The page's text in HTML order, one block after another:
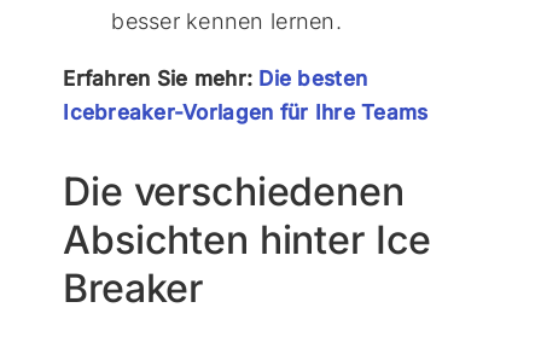
besser kennen lernen.
Erfahren Sie mehr: Die besten
Icebreaker-Vorlagen für Ihre Teams
Die verschiedenen
Absichten hinter Ice
Breaker